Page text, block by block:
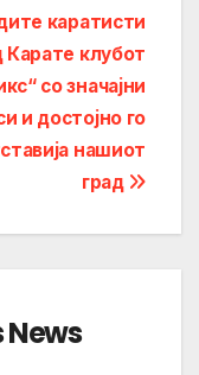
каратисти
Карате клубот
со значајни
и достојно го
нашиот
град
News